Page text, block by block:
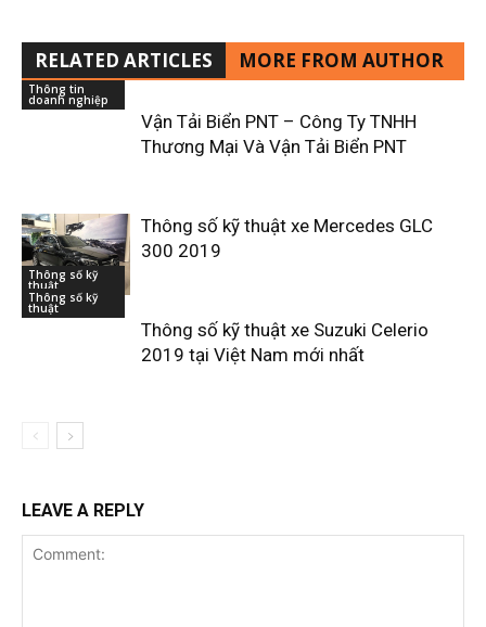
RELATED ARTICLES MORE FROM AUTHOR
Thông tin
doanh nghiệp
Vận Tải Biển PNT – Công Ty TNHH
Thương Mại Và Vận Tải Biển PNT
Thông số kỹ
thuật
Thông số kỹ thuật xe Mercedes GLC
300 2019
Thông số kỹ
thuật
Thông số kỹ thuật xe Suzuki Celerio
2019 tại Việt Nam mới nhất
LEAVE A REPLY